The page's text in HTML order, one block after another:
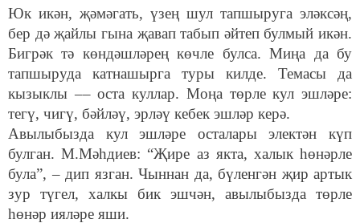
Юк икән, җәмәгать, үзең шул тапшыруга эләксәң,
бер дә җайлы гына җавап табып әйтеп булмый икән.
Бигрәк тә көндәшләрең көчле булса. Миңа да бу
тапшыруда катнашырга туры килде. Темасы да
кызыклы –– оста куллар. Моңа төрле кул эшләре:
тегү, чигү, бәйләү, эрләү кебек эшләр керә.
Авылыбызда кул эшләре осталары электән күп
булган. М.Мәһдиев: “Җире аз якта, халык һөнәрле
була”, – дип язган. Чыннан да, бүленгән җир артык
зур түгел, халкы бик эшчән, авылыбызда төрле
һөнәр ияләре яши.